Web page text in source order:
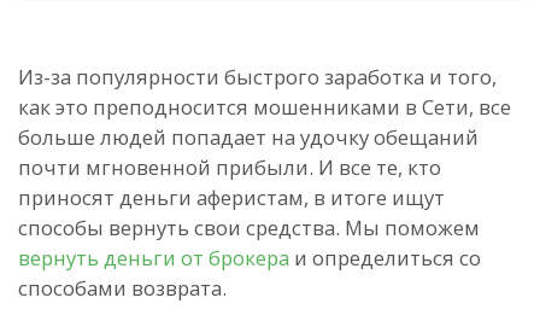
Из-за популярности быстрого заработка и того,
как это преподносится мошенниками в Сети, все
больше людей попадает на удочку обещаний
почти мгновенной прибыли. И все те, кто
приносят деньги аферистам, в итоге ищут
способы вернуть свои средства. Мы поможем
вернуть деньги от брокера и определиться со
способами возврата.